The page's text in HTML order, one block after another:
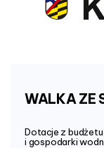
WALKAZE
Dotacje z budżetu miasta na zadania ochrony środowiska
i gospodarki